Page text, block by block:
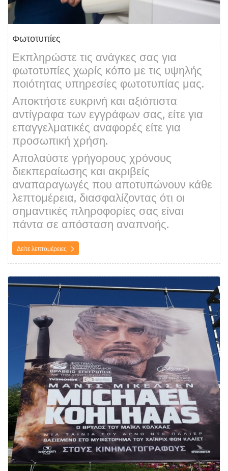
Φωτοτυπίες
Εκπληρώστε τις ανάγκες σας για
φωτοτυπίες χωρίς κόπο με τις υψηλής
ποιότητας υπηρεσίες φωτοτυπίας μας.
Αποκτήστε ευκρινή και αξιόπιστα
αντίγραφα των εγγράφων σας, είτε για
επαγγελματικές αναφορές είτε για
προσωπική χρήση.
Απολαύστε γρήγορους χρόνους
διεκπεραίωσης και ακριβείς
αναπαραγωγές που αποτυπώνουν κάθε
λεπτομέρεια, διασφαλίζοντας ότι οι
σημαντικές πληροφορίες σας είναι
πάντα σε απόσταση αναπνοής.
Δείτε λεπτομέρειες
Δείτε λεπτομέρειες Εκτύπωση σε Μουσαμά